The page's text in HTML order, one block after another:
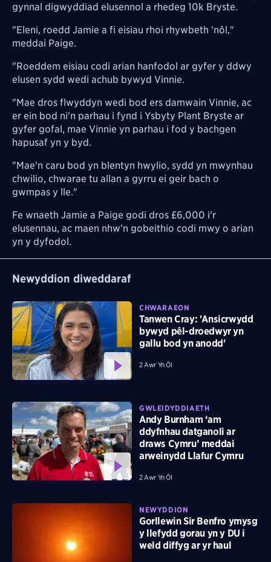
gynnal digwyddiad elusennol a rhedeg 10k Bryste.
"Eleni, roedd Jamie a fi eisiau rhoi rhywbeth 'nôl,"
meddai Paige.
"Roeddem eisiau codi arian hanfodol ar gyfer y ddwy
elusen sydd wedi achub bywyd Vinnie.
"Mae dros flwyddyn wedi bod ers damwain Vinnie, ac
er ein bod ni'n parhau i fynd i Ysbyty Plant Bryste ar
gyfer gofal, mae Vinnie yn parhau i fod y bachgen
hapusaf yn y byd.
"Mae'n caru bod yn blentyn hwylio, sydd yn mwynhau
chwilio, chwarae tu allan a gyrru ei geir bach o
gwmpas y lle."
Fe wnaeth Jamie a Paige godi dros £6,000 i'r
elusennau, ac maen nhw’n gobeithio codi mwy o arian
yn y dyfodol.
Newyddion diweddaraf
CHWARAEON
Tanwen Cray: 'Ansicrwydd
bywyd pêl-droedwyr yn
gallu bod yn anodd'
2 Awr Yn Ôl
GWLEIDYDDIAETH
Andy Burnham ‘am
ddyfnhau datganoli ar
draws Cymru’ meddai
arweinydd Llafur Cymru
2 Awr Yn Ôl
NEWYDDION
Gorllewin Sir Benfro ymysg
y llefydd gorau yn y DU i
weld diffyg ar yr haul